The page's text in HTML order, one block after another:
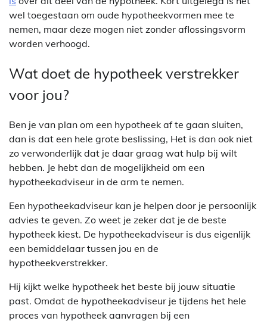
wel toegestaan om oude hypotheekvormen mee te
nemen, maar deze mogen niet zonder aflossingsvorm
worden verhoogd.
Wat doet de hypotheek verstrekker
voor jou?
Ben je van plan om een hypotheek af te gaan sluiten,
dan is dat een hele grote beslissing, Het is dan ook niet
zo verwonderlijk dat je daar graag wat hulp bij wilt
hebben. Je hebt dan de mogelijkheid om een
hypotheekadviseur in de arm te nemen.
Een hypotheekadviseur kan je helpen door je persoonlijk
advies te geven. Zo weet je zeker dat je de beste
hypotheek kiest. De hypotheekadviseur is dus eigenlijk
een bemiddelaar tussen jou en de
hypotheekverstrekker.
Hij kijkt welke hypotheek het beste bij jouw situatie
past. Omdat de hypotheekadviseur je tijdens het hele
proces van hypotheek aanvragen bij een